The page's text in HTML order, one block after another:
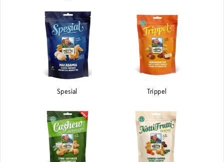
Spesial Trippel